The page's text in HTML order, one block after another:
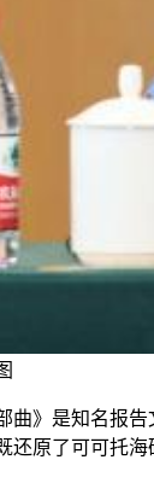
是知名报告文
还原了可可托